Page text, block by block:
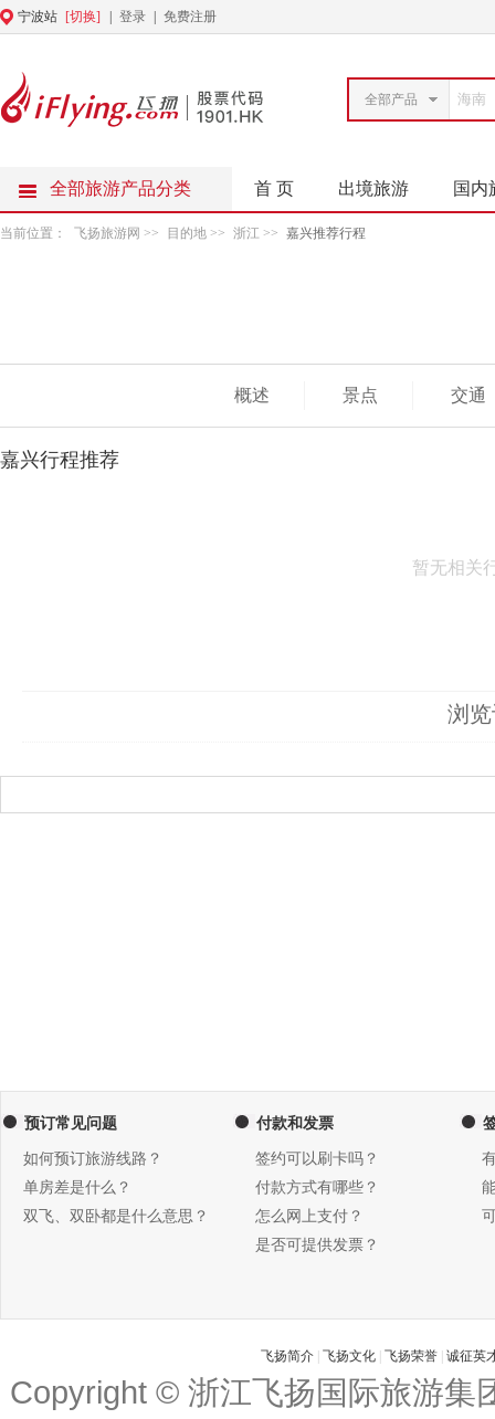
宁波站 [切换] 登录 免费注册
全部产品
全部旅游产品分类 首 页 出境旅游 国内
当前位置： 飞扬旅游网 >> 目的地 >> 浙江 >> 嘉兴推荐行程
概述 景点 交通
嘉兴行程推荐
暂无相关
浏
预订常见问题
如何预订旅游线路？
单房差是什么？
双飞、双卧都是什么意思？
付款和发票
签约可以刷卡吗？
付款方式有哪些？
怎么网上支付？
是否可提供发票？
飞扬简介 飞扬文化 飞扬荣誉 诚征英
Copyright © 浙江飞扬国际旅游集